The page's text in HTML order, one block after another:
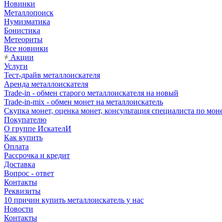
Новинки
Металлопоиск
Нумизматика
Бонистика
Метеориты
Все новинки
Акции
Услуги
Тест-драйв металлоискателя
Аренда металлоискателя
Trade-in - обмен старого металлоискателя на новый
Trade-in-mix - обмен монет на металлоискатель
Скупка монет, оценка монет, консультация специалиста по
Покупателю
О группе ИскателИ
Как купить
Оплата
Рассрочка и кредит
Доставка
Вопрос - ответ
Контакты
Реквизиты
10 причин купить металлоискатель у нас
Новости
Контакты